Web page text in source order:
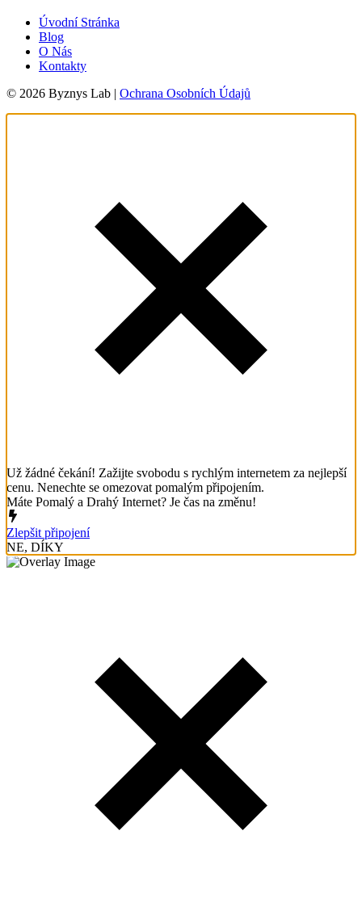
Úvodní Stránka
Blog
O Nás
Kontakty
© 2026 Byznys Lab | Ochrana Osobních Údajů
Už žádné čekání! Zažijte svobodu s rychlým internetem za nejlepší
cenu. Nenechte se omezovat pomalým připojením.
Máte Pomalý a Drahý Internet? Je čas na změnu!
Zlepšit připojení
NE, DÍKY